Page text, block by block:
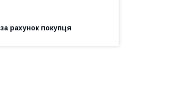
за рахунок покупця